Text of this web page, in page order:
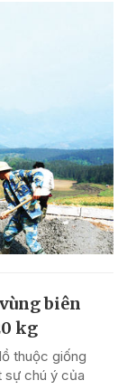
biên
kg
thuộc giống
sự chú ý của